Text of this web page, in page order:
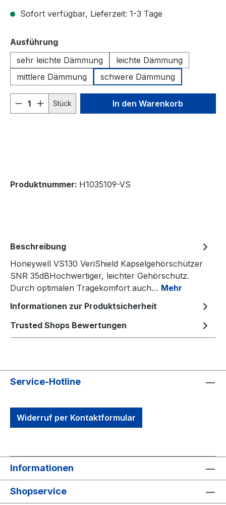
Sofort verfügbar, Lieferzeit: 1-3 Tage
Ausführungauswählen
sehr leichte Dämmung
leichte Dämmung
mittlere Dämmung
schwere Dämmung
Produkt Anzahl: Gib den
Stück In den Warenkorb
Produktnummer: H1035109-VS
Beschreibung
Honeywell VS130 VeriShield Kapselgehörschützer
SNR 35dBHochwertiger, leichter Gehörschutz.
Durch optimalen Tragekomfort auch… Mehr
Informationen zur Produktsicherheit
Trusted Shops Bewertungen
Service-Hotline
Widerruf per Kontaktformular
Informationen
Shopservice